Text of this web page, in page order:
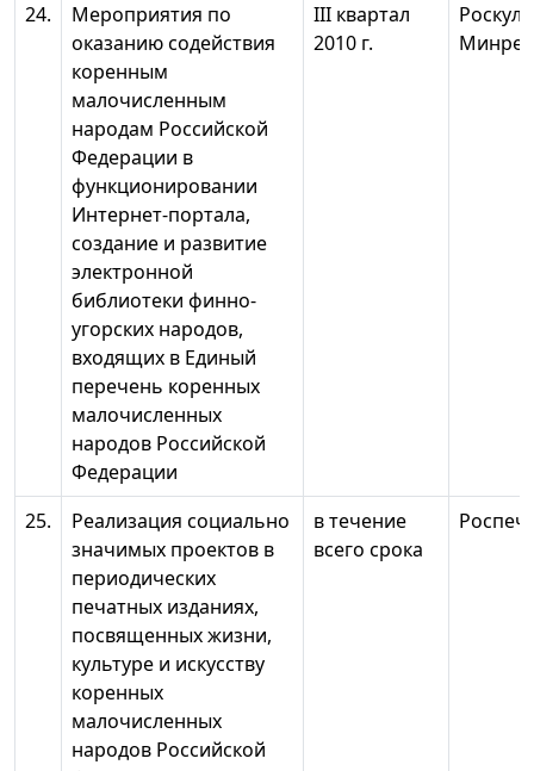
24.
Мероприятия по
оказанию содействия
коренным
малочисленным
народам Российской
Федерации в
функционировании
Интернет-портала,
создание и развитие
электронной
библиотеки финно-
угорских народов,
входящих в Единый
перечень коренных
малочисленных
народов Российской
Федерации
III квартал
2010 г.
25.
Реализация социально
значимых проектов в
периодических
печатных изданиях,
посвященных жизни,
культуре и искусству
коренных
малочисленных
народов Российской
в течение
всего срока